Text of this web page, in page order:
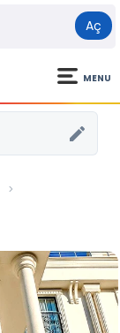
Aç
MENU